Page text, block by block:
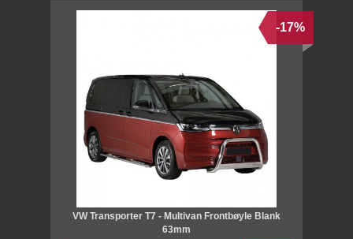
VW Transporter T7 - Multivan Frontbøyle Blank
63mm
-17%